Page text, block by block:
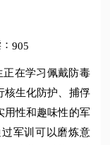
905
正在学习佩戴防毒
核生化防护、捕俘
用性和趣味性的军
军训可以磨炼意